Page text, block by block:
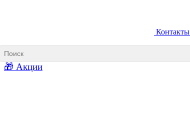
Ковши для фронтальных погрузчиков
Контакты
🎁 Акции